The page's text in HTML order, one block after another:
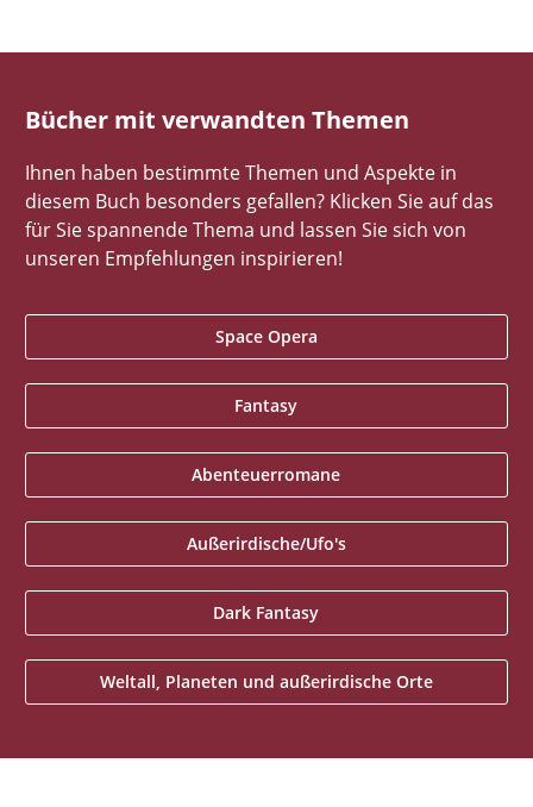
Bücher mit verwandten Themen
Ihnen haben bestimmte Themen und Aspekte in
diesem Buch besonders gefallen? Klicken Sie auf das
für Sie spannende Thema und lassen Sie sich von
unseren Empfehlungen inspirieren!
Space Opera
Fantasy
Abenteuerromane
Außerirdische/Ufo's
Dark Fantasy
Weltall, Planeten und außerirdische Orte